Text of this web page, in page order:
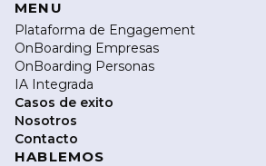
MENU
Plataforma de Engagement
OnBoarding Empresas
OnBoarding Personas
IA Integrada
Casos de exito
Nosotros
Contacto
HABLEMOS